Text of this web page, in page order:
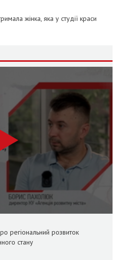
жінка, яка у студії краси
регіональний розвиток
стану